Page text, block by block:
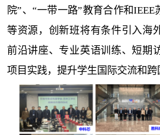
院”、“一带一路”教育合作和
等资源，创新班将有条件引入海
前沿讲座、专业英语训练、短期
项目实践，提升学生国际交流和跨